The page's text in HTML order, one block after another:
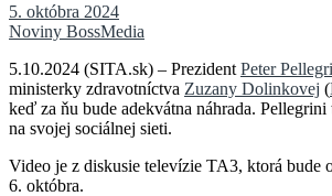
5. októbra 2024
Noviny BossMedia
5.10.2024 (SITA.sk) – Prezident Peter
ministerky zdravotníctva Zuzany Dolinkovej (
keď za ňu bude adekvátna náhrada.
na svojej sociálnej sieti.
Video je z diskusie televízie TA3, ktorá bude
6. októbra.